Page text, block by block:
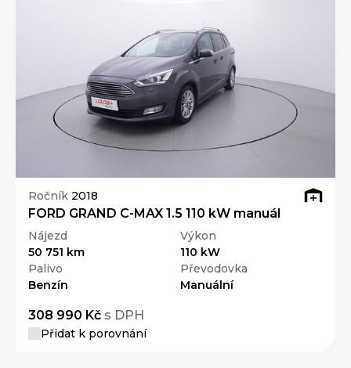
Ročník 2018
FORD GRAND C-MAX 1.5 110 kW manuál
Nájezd
50 751 km
Výkon
110 kW
Palivo
Benzín
Převodovka
Manuální
308 990 Kč s DPH
Přidat k porovnání